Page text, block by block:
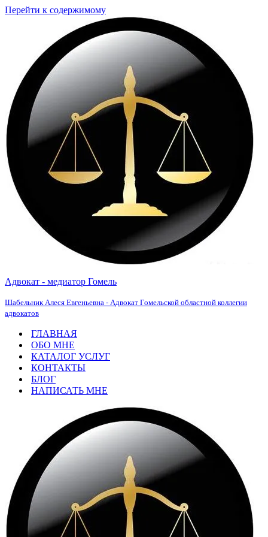
Перейти к содержимому
Адвокат - медиатор Гомель
Шабельник Алеся Евгеньевна - Адвокат Гомельской областной коллегии
адвокатов
ГЛАВНАЯ
ОБО МНЕ
КАТАЛОГ УСЛУГ
КОНТАКТЫ
БЛОГ
НАПИСАТЬ МНЕ